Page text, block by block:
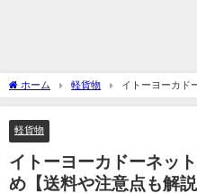
ホーム 軽貨物
イトーヨーカド
注意点も解説】
軽貨物
イトーヨーカドーネッ
め【送料や注意点も解説